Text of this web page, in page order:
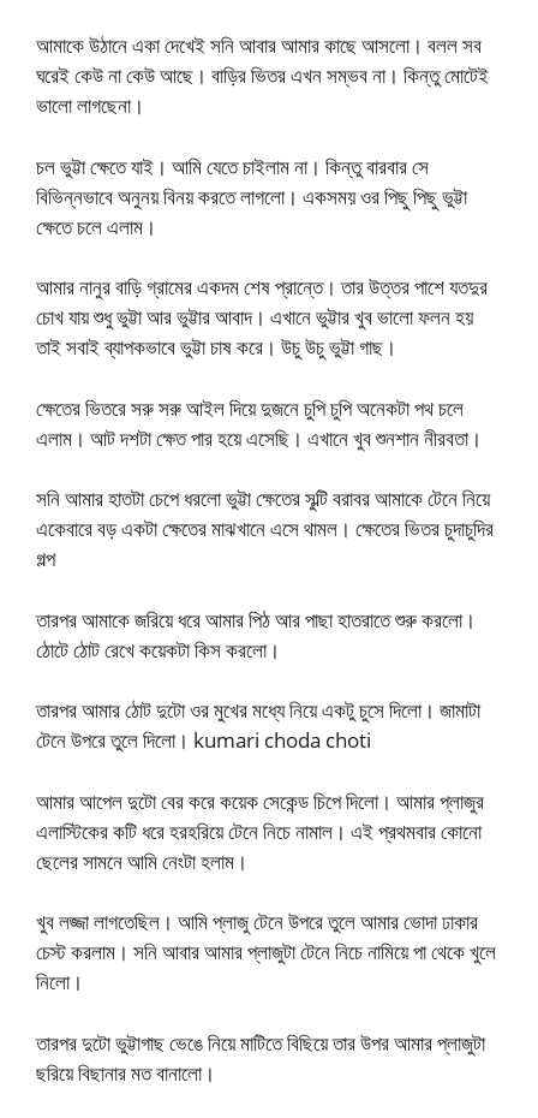
আমাকে উঠানে একা দেখেই সনি আবার আমার কাছে আসলো। বলল সব
ঘরেই কেউ না কেউ আছে। বাড়ির ভিতর এখন সম্ভব না। কিন্তু মোটেই
ভালো লাগছেনা।
চল ভুট্টা ক্ষেতে যাই। আমি যেতে চাইলাম না। কিন্তু বারবার সে
বিভিন্নভাবে অনুনয় বিনয় করতে লাগলো। একসময় ওর পিছু পিছু ভুট্টা
ক্ষেতে চলে এলাম।
আমার নানুর বাড়ি গ্রামের একদম শেষ প্রান্তে। তার উত্তর পাশে যতদুর
চোখ যায় শুধু ভুট্টা আর ভুট্টার আবাদ। এখানে ভুট্টার খুব ভালো ফলন হয়
তাই সবাই ব্যাপকভাবে ভুট্টা চাষ করে। উচু উচু ভুট্টা গাছ।
ক্ষেতের ভিতরে সরু সরু আইল দিয়ে দুজনে চুপি চুপি অনেকটা পথ চলে
এলাম। আট দশটা ক্ষেত পার হয়ে এসেছি। এখানে খুব শুনশান নীরবতা।
সনি আমার হাতটা চেপে ধরলো ভুট্টা ক্ষেতের সুল্টি বরাবর আমাকে টেনে নিয়ে
একেবারে বড় একটা ক্ষেতের মাঝখানে এসে থামল। ক্ষেতের ভিতর চুদাচুদির
গল্প
তারপর আমাকে জরিয়ে ধরে আমার পিঠ আর পাছা হাতরাতে শুরু করলো।
ঠোটে ঠোট রেখে কয়েকটা কিস করলো।
তারপর আমার ঠোট দুটো ওর মুখের মধ্যে নিয়ে একটু চুসে দিলো। জামাটা
টেনে উপরে তুলে দিলো। kumari choda choti
আমার আপেল দুটো বের করে কয়েক সেকেন্ড চিপে দিলো। আমার প্লাজুর
এলাস্টিকের কটি ধরে হরহরিয়ে টেনে নিচে নামাল। এই প্রথমবার কোনো
ছেলের সামনে আমি নেংটা হলাম।
খুব লজ্জা লাগতেছিল। আমি প্লাজু টেনে উপরে তুলে আমার ভোদা ঢাকার
চেস্ট করলাম। সনি আবার আমার প্লাজুটা টেনে নিচে নামিয়ে পা থেকে খুলে
নিলো।
তারপর দুটো ভুট্টাগাছ ভেঙে নিয়ে মাটিতে বিছিয়ে তার উপর আমার প্লাজুটা
ছরিয়ে বিছানার মত বানালো।